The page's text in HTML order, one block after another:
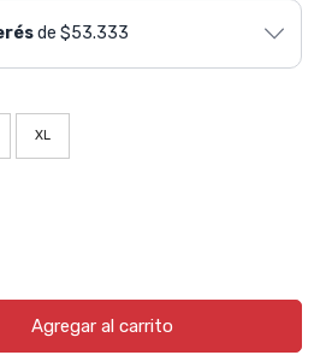
de $53.333
XL
Agregar al carrito